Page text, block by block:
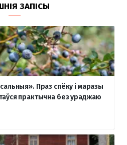
ЗАПІСЫ
Праз спёку і маразы
практычна без ураджаю